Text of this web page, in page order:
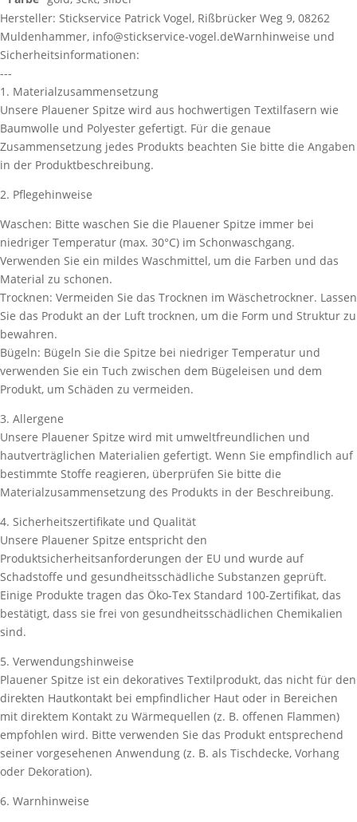
Hersteller: Stickservice Patrick Vogel, Rißbrücker Weg 9, 08262
Muldenhammer, info@stickservice-vogel.deWarnhinweise und
Sicherheitsinformationen:
---
1. Materialzusammensetzung
Unsere Plauener Spitze wird aus hochwertigen Textilfasern wie
Baumwolle und Polyester gefertigt. Für die genaue
Zusammensetzung jedes Produkts beachten Sie bitte die Angaben
in der Produktbeschreibung.
2. Pflegehinweise
Waschen: Bitte waschen Sie die Plauener Spitze immer bei
niedriger Temperatur (max. 30°C) im Schonwaschgang.
Verwenden Sie ein mildes Waschmittel, um die Farben und das
Material zu schonen.
Trocknen: Vermeiden Sie das Trocknen im Wäschetrockner. Lassen
Sie das Produkt an der Luft trocknen, um die Form und Struktur zu
bewahren.
Bügeln: Bügeln Sie die Spitze bei niedriger Temperatur und
verwenden Sie ein Tuch zwischen dem Bügeleisen und dem
Produkt, um Schäden zu vermeiden.
3. Allergene
Unsere Plauener Spitze wird mit umweltfreundlichen und
hautverträglichen Materialien gefertigt. Wenn Sie empfindlich auf
bestimmte Stoffe reagieren, überprüfen Sie bitte die
Materialzusammensetzung des Produkts in der Beschreibung.
4. Sicherheitszertifikate und Qualität
Unsere Plauener Spitze entspricht den
Produktsicherheitsanforderungen der EU und wurde auf
Schadstoffe und gesundheitsschädliche Substanzen geprüft.
Einige Produkte tragen das Öko-Tex Standard 100-Zertifikat, das
bestätigt, dass sie frei von gesundheitsschädlichen Chemikalien
sind.
5. Verwendungshinweise
Plauener Spitze ist ein dekoratives Textilprodukt, das nicht für den
direkten Hautkontakt bei empfindlicher Haut oder in Bereichen
mit direktem Kontakt zu Wärmequellen (z. B. offenen Flammen)
empfohlen wird. Bitte verwenden Sie das Produkt entsprechend
seiner vorgesehenen Anwendung (z. B. als Tischdecke, Vorhang
oder Dekoration).
6. Warnhinweise